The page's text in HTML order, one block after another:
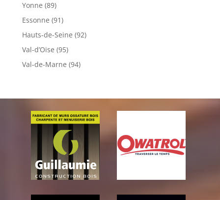
Yonne (89)
Essonne (91)
Hauts-de-Seine (92)
Val-d’Oise (95)
Val-de-Marne (94)